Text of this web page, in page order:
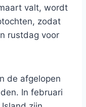
valt, wordt
zodat
rustdag voor
de afgelopen
In februari